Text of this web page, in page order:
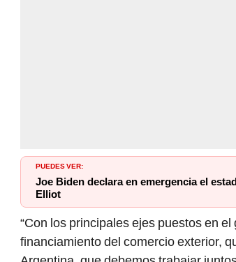
PUEDES VER:
Elliot
“Con los principales ejes puestos en
financiamiento del comercio exterior,
Argentina, que debemos trabajar